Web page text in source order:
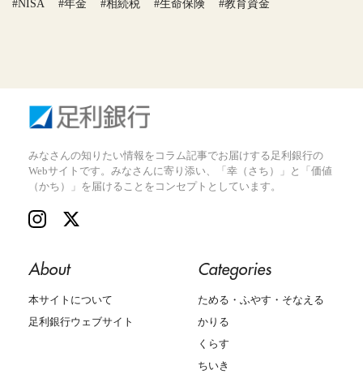
#NISA
#年金 #相続税 #生命保険 #教育資金
みなさんの知りたい情報をコラム記事でお届けする足利銀行の
Webサイトです。みなさんに寄り添い、「幸（さち）」と「価値
（かち）」を届けることをコンセプトとしています。
About
本サイトについて
足利銀行ウェブサイト
Categories
ためる・ふやす・そなえる
かりる
くらす
ちいき